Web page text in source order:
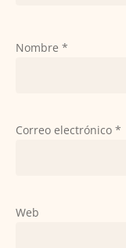
Nombre *
Correo electrónico *
Web